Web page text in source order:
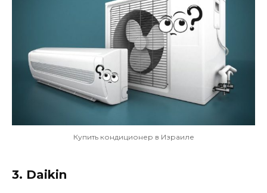
Купить кондиционер в Израиле
3. Daikin